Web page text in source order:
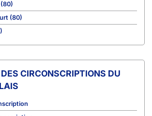
(80)
CIRCONSCRIPTIONS DU